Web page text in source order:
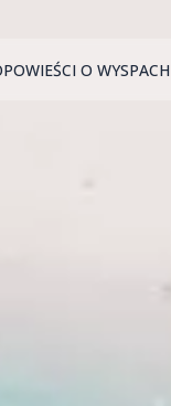
O WYSPACH